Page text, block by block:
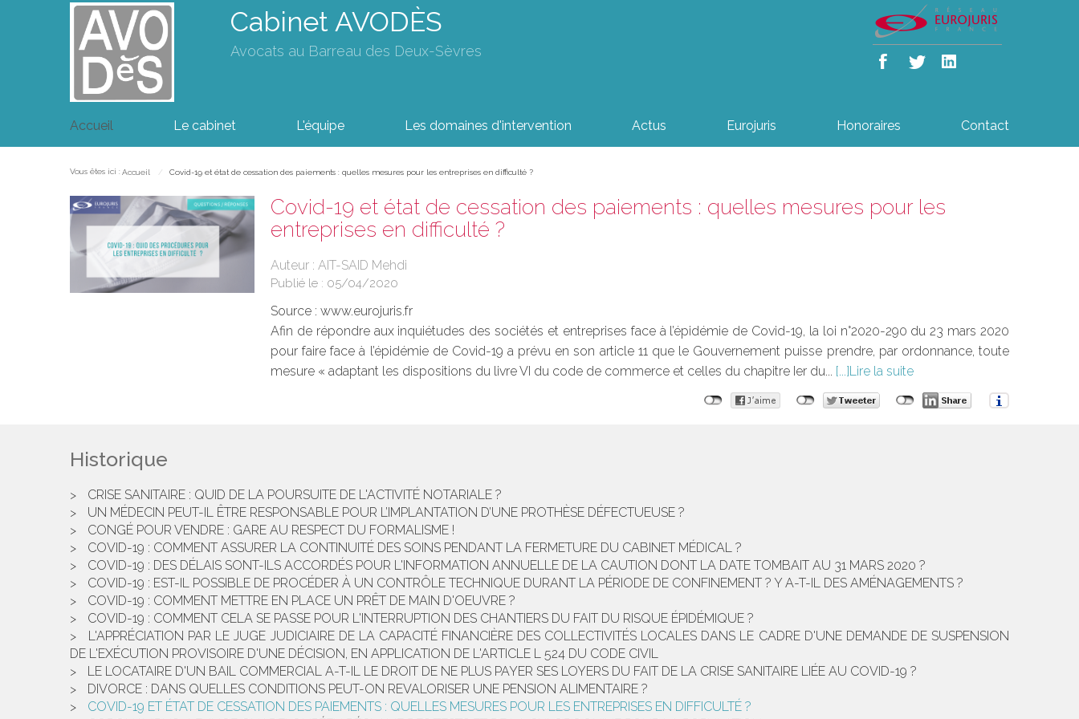
Cabinet AVODÈS
Avocats au Barreau des Deux-Sèvres
Accueil Le cabinet L'équipe Les domaines d'intervention Actus Eurojuris Honoraires Contact
Vous êtes ici : Accueil Covid-19 et état de cessation des paiements : quelles mesures pour les entreprises en difficulté ?
Covid-19 et état de cessation des paiements : quelles mesures pour les
entreprises en difficulté ?
Auteur : AIT-SAID Mehdi
Publié le : 05/04/2020
Source : www.eurojuris.fr
Afin de répondre aux inquiétudes des sociétés et entreprises face à l’épidémie de Covid-19, la loi n°2020-290 du 23 mars 2020
pour faire face à l’épidémie de Covid-19 a prévu en son article 11 que le Gouvernement puisse prendre, par ordonnance, toute
mesure « adaptant les dispositions du livre VI du code de commerce et celles du chapitre Ier du...
Lire la suite
Historique
CRISE SANITAIRE : QUID DE LA POURSUITE DE L'ACTIVITÉ NOTARIALE ?
UN MÉDECIN PEUT-IL ÊTRE RESPONSABLE POUR L’IMPLANTATION D’UNE PROTHÈSE DÉFECTUEUSE ?
CONGÉ POUR VENDRE : GARE AU RESPECT DU FORMALISME !
COVID-19 : COMMENT ASSURER LA CONTINUITÉ DES SOINS PENDANT LA FERMETURE DU CABINET MÉDICAL ?
COVID-19 : DES DÉLAIS SONT-ILS ACCORDÉS POUR L'INFORMATION ANNUELLE DE LA CAUTION DONT LA DATE TOMBAIT AU 31 MARS 2020 ?
COVID-19 : EST-IL POSSIBLE DE PROCÉDER À UN CONTRÔLE TECHNIQUE DURANT LA PÉRIODE DE CONFINEMENT ? Y A-T-IL DES AMÉNAGEMENTS ?
COVID-19 : COMMENT METTRE EN PLACE UN PRÊT DE MAIN D'OEUVRE ?
COVID-19 : COMMENT CELA SE PASSE POUR L'INTERRUPTION DES CHANTIERS DU FAIT DU RISQUE ÉPIDÉMIQUE ?
L'APPRÉCIATION PAR LE JUGE JUDICIAIRE DE LA CAPACITÉ FINANCIÈRE DES COLLECTIVITÉS LOCALES DANS LE CADRE D'UNE DEMANDE DE SUSPENSION
DE L'EXÉCUTION PROVISOIRE D'UNE DÉCISION, EN APPLICATION DE L'ARTICLE L 524 DU CODE CIVIL
LE LOCATAIRE D'UN BAIL COMMERCIAL A-T-IL LE DROIT DE NE PLUS PAYER SES LOYERS DU FAIT DE LA CRISE SANITAIRE LIÉE AU COVID-19 ?
DIVORCE : DANS QUELLES CONDITIONS PEUT-ON REVALORISER UNE PENSION ALIMENTAIRE ?
COVID-19 ET ÉTAT DE CESSATION DES PAIEMENTS : QUELLES MESURES POUR LES ENTREPRISES EN DIFFICULTÉ ?